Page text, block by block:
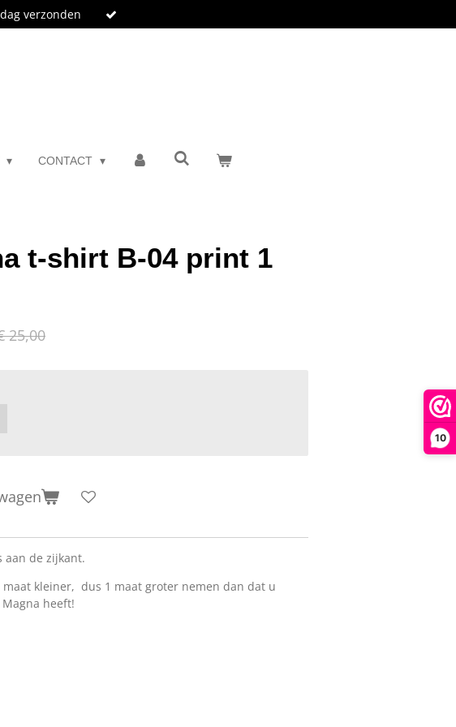
10
verzonden
CONTACT
t-shirt B-04 print 1
25,00
aan de zijkant.
maat kleiner, dus 1 maat groter nemen dan dat u
heeft!